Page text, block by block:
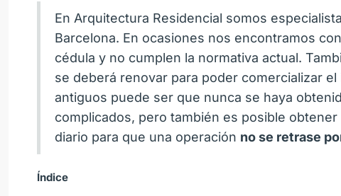
En Arquitectura Residencial somos
Barcelona. En ocasiones nos encontramos
cédula y no cumplen la normativa actual.
se deberá renovar para poder comercializar
antiguos puede ser que nunca se haya
complicados, pero también es posible
diario para que una operación no se retrase
Índice